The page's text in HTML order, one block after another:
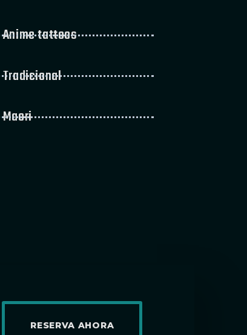
Anime tattoos
Tradicional
Maori
RESERVA AHORA